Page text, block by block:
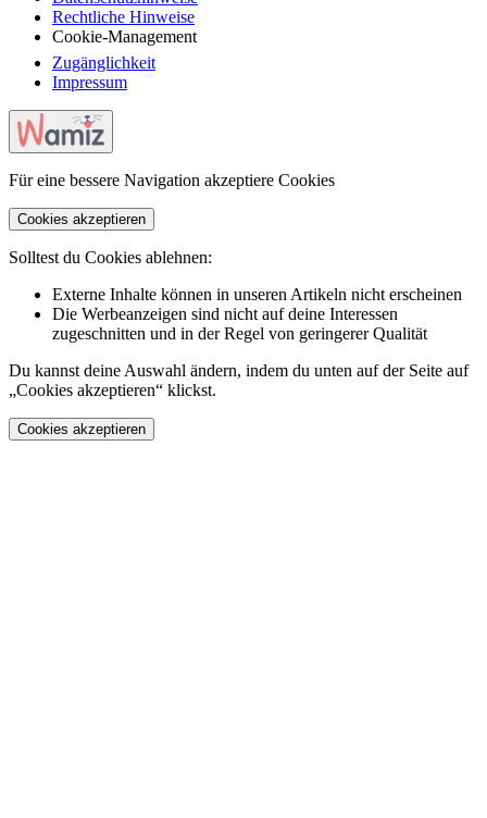
Rechtliche Hinweise
Cookie-Management
Zugänglichkeit
Impressum
Für eine bessere Navigation akzeptiere Cookies
Cookies akzeptieren
Solltest du Cookies ablehnen:
Externe Inhalte können in unseren Artikeln nicht erscheinen
Die Werbeanzeigen sind nicht auf deine Interessen
zugeschnitten und in der Regel von geringerer Qualität
Du kannst deine Auswahl ändern, indem du unten auf der Seite auf
„Cookies akzeptieren“ klickst.
Cookies akzeptieren